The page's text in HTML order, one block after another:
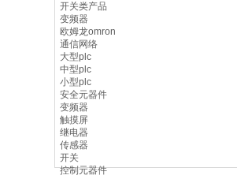
开关类产品
变频器
欧姆龙omron
通信网络
大型plc
中型plc
小型plc
安全元器件
变频器
触摸屏
继电器
传感器
开关
控制元器件